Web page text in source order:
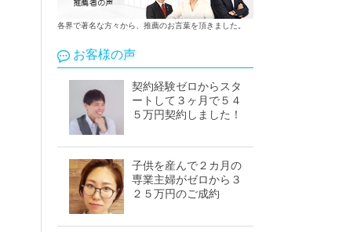
各界で著名な方々から、推薦のお言葉を頂きました。
お客様の声
契約経験ゼロからスタ
ートして３ヶ月で５４
５万円契約しました！
子供を産んで２カ月の
専業主婦がゼロから３
２５万円のご成約